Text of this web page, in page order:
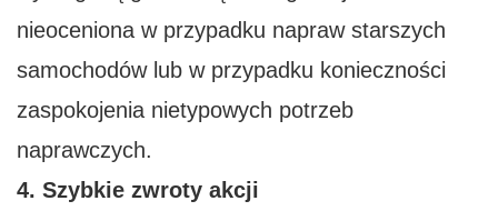
nieoceniona w przypadku napraw starszych
samochodów lub w przypadku konieczności
zaspokojenia nietypowych potrzeb
naprawczych.
4. Szybkie zwroty akcji